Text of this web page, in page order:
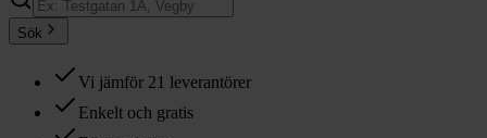
Sök
Vi jämför 21 leverantörer
Enkelt och gratis